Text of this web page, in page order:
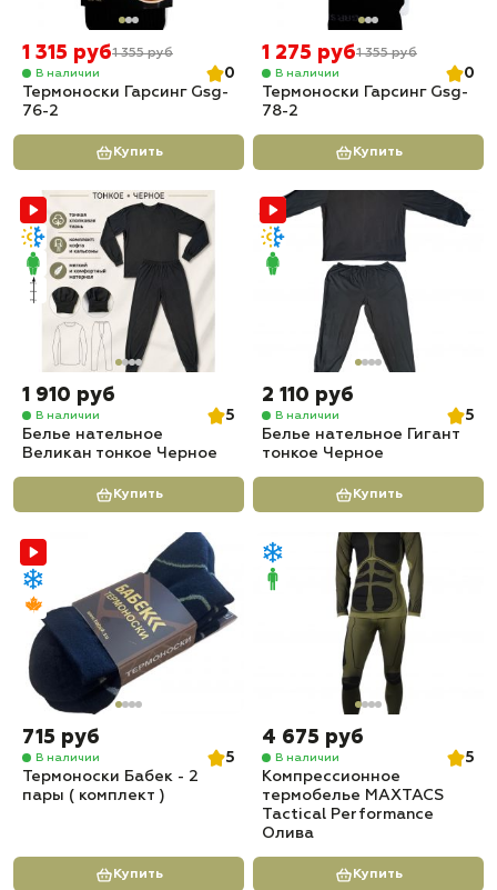
1 315 руб1 355 руб
В наличии
0
Термоноски Гарсинг Gsg-
76-2
Купить
1 275 руб1 355 руб
В наличии
0
Термоноски Гарсинг Gsg-
78-2
Купить
1 910 руб
В наличии
5
Белье нательное
Великан тонкое Черное
Купить
2 110 руб
В наличии
5
Белье нательное Гигант
тонкое Черное
Купить
715 руб
В наличии
5
Термоноски Бабек - 2
пары ( комплект )
Купить
4 675 руб
В наличии
5
Компрессионное
термобелье MAXTACS
Tactical Performance
Олива
Купить